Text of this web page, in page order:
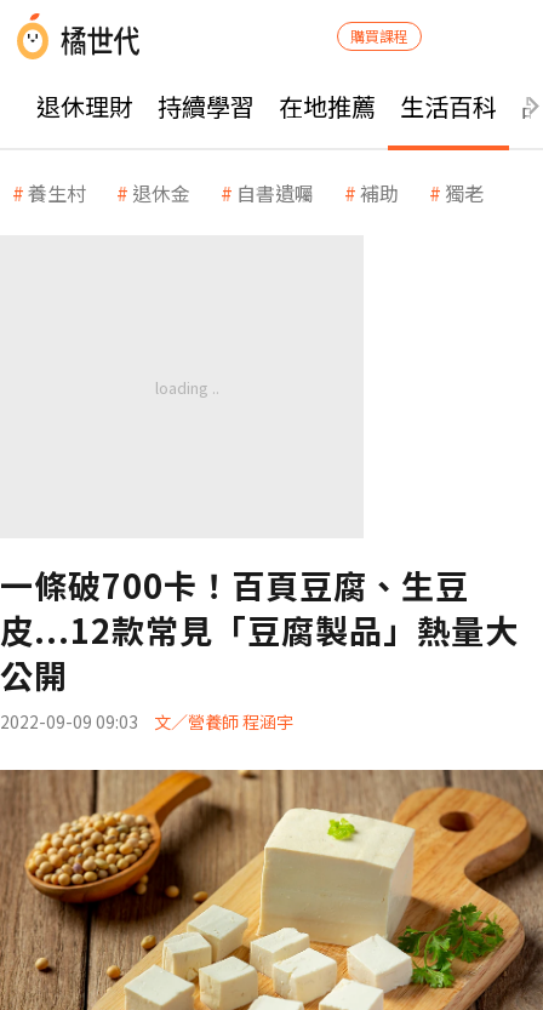
購買課程
退休理財 持續學習 在地推薦 生活百科
養生村 退休金 自書遺囑 補助 獨老
一條破700卡！百頁豆腐、生豆
皮...12款常見「豆腐製品」熱量大
公開
2022-09-09 09:03 文／營養師 程涵宇